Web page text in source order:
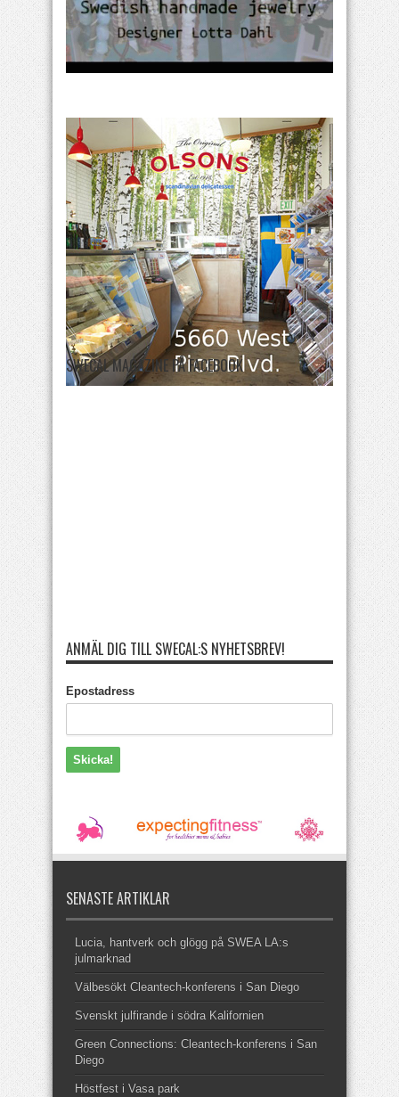
SWECAL MAGAZINE PÅ FACEBOOK
ANMÄL DIG TILL SWECAL:S NYHETSBREV!
Epostadress
SENASTE ARTIKLAR
Lucia, hantverk och glögg på SWEA LA:s
julmarknad
Välbesökt Cleantech-konferens i San Diego
Svenskt julfirande i södra Kalifornien
Green Connections: Cleantech-konferens i San
Diego
Höstfest i Vasa park